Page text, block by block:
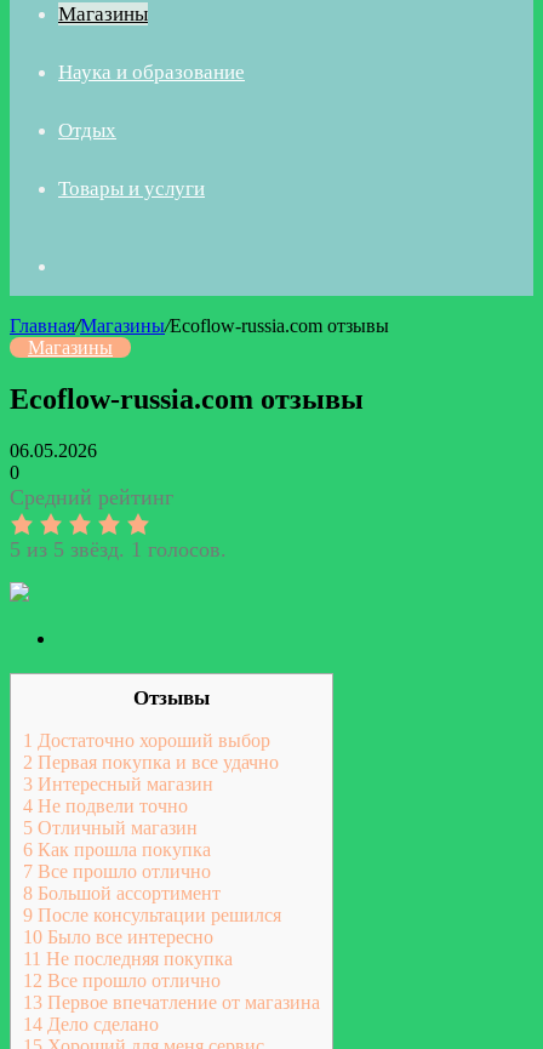
Магазины
Наука и образование
Отдых
Товары и услуги
Главная/Магазины/Ecoflow-russia.com отзывы
Магазины
Ecoflow-russia.com отзывы
06.05.2026
0
Средний рейтинг
5 из 5 звёзд. 1 голосов.
Отзывы
1 Достаточно хороший выбор
2 Первая покупка и все удачно
3 Интересный магазин
4 Не подвели точно
5 Отличный магазин
6 Как прошла покупка
7 Все прошло отлично
8 Большой ассортимент
9 После консультации решился
10 Было все интересно
11 Не последняя покупка
12 Все прошло отлично
13 Первое впечатление от магазина
14 Дело сделано